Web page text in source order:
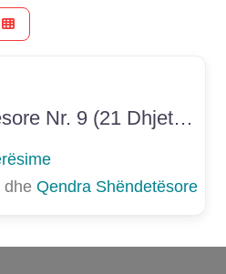
Qendra Shëndetësore Nr. 9 (21 Dhjetori)
dhe Qendra Shëndetësore